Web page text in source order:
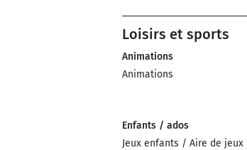
Loisirs et sports
Animations
Animations
Enfants / ados
Jeux enfants / Aire de jeux